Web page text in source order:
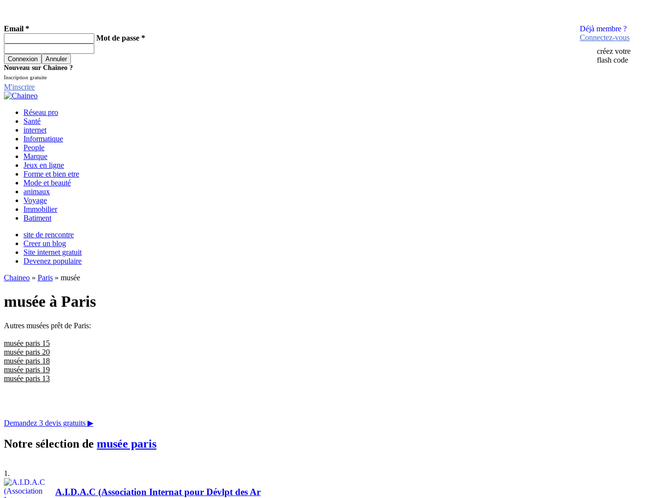
Déjà membre ?
Connectez-vous
créez votre
flash code
Email *
Mot de passe *
Nouveau sur Chaineo ?
Inscription gratuite
M'inscrire
Réseau pro
Santé
internet
Informatique
People
Marque
Jeux en ligne
Forme et bien etre
Mode et beauté
animaux
Voyage
Immobilier
Batiment
site de rencontre
Creer un blog
Site internet gratuit
Devenez populaire
Chaineo » Paris » musée
musée à Paris
Autres musées prêt de Paris:
musée paris 15
musée paris 20
musée paris 18
musée paris 19
musée paris 13
Demandez 3 devis gratuits ▶
Notre sélection de musée paris
1.
A.I.D.A.C (Association Internat pour Dévlpt des Ar